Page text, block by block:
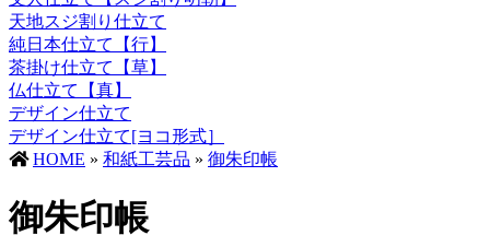
天地スジ割り仕立て
純日本仕立て【行】
茶掛け仕立て【草】
仏仕立て【真】
デザイン仕立て
デザイン仕立て[ヨコ形式］
HOME » 和紙工芸品 » 御朱印帳
御朱印帳